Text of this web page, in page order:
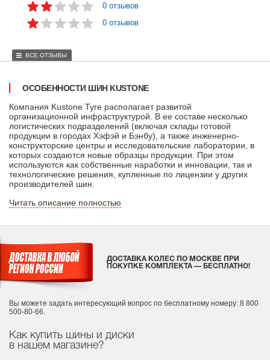
0 отзывов
0 отзывов
ВСЕ ОТЗЫВЫ
ОСОБЕННОСТИ ШИН KUSTONE
Компания Kustone Tyre располагает развитой
организационной инфраструктурой. В ее составе несколько
логистических подразделений (включая склады готовой
продукции в городах Хэфэй и Бэнбу), а также инженерно-
конструкторские центры и исследовательские лаборатории, в
которых создаются новые образцы продукции. При этом
используются как собственные наработки и инновации, так и
технологические решения, купленные по лицензии у других
производителей шин.
Читать описание полностью
Как купить шины и диски
в нашем магазине?
ДОСТАВКА КОЛЕС ПО МОСКВЕ ПРИ
ПОКУПКЕ КОМПЛЕКТА — БЕСПЛАТНО!
Вы можете задать интересующий вопрос по бесплатному номеру: 8 800
500-80-66.